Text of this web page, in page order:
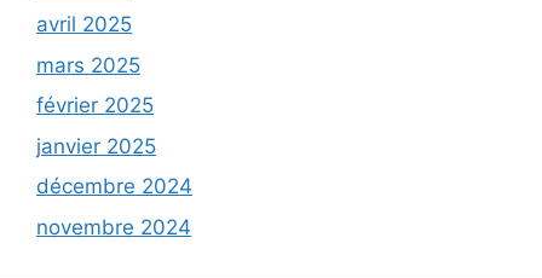
avril 2025
mars 2025
février 2025
janvier 2025
décembre 2024
novembre 2024